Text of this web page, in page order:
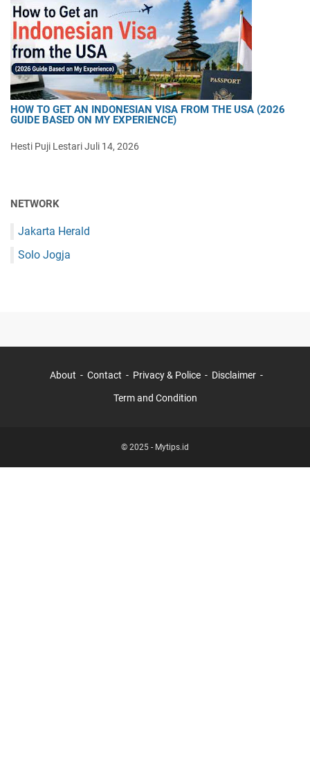
HOW TO GET AN INDONESIAN VISA FROM THE USA (2026
GUIDE BASED ON MY EXPERIENCE)
Hesti Puji LestariJuli 14, 2026
NETWORK
Jakarta Herald
Solo Jogja
About Contact Privacy & Police Disclaimer
Term and Condition
© 2025 - Mytips.id